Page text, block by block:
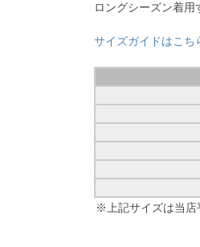
ロングシーズン着用
サイズガイドはこち
※上記サイズは当店